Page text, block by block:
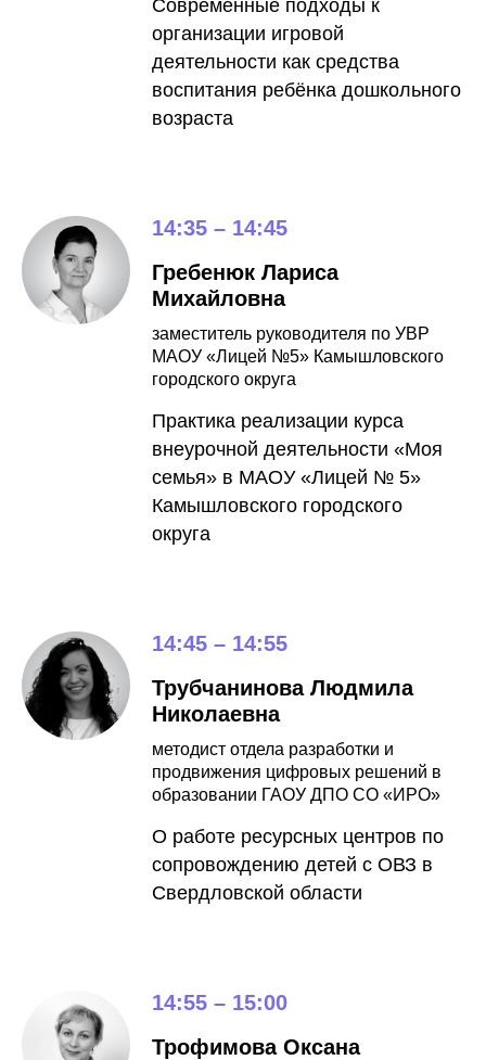
Современные подходы к
организации игровой
деятельности как средства
воспитания ребёнка дошкольного
возраста
14:35 – 14:45
Гребенюк Лариса
Михайловна
заместитель руководителя по УВР
МАОУ «Лицей №5» Камышловского
городского округа
Практика реализации курса
внеурочной деятельности «Моя
семья» в МАОУ «Лицей № 5»
Камышловского городского
округа
14:45 – 14:55
Трубчанинова Людмила
Николаевна
методист отдела разработки и
продвижения цифровых решений в
образовании ГАОУ ДПО СО «ИРО»
О работе ресурсных центров по
сопровождению детей с ОВЗ в
Свердловской области
14:55 – 15:00
Трофимова Оксана